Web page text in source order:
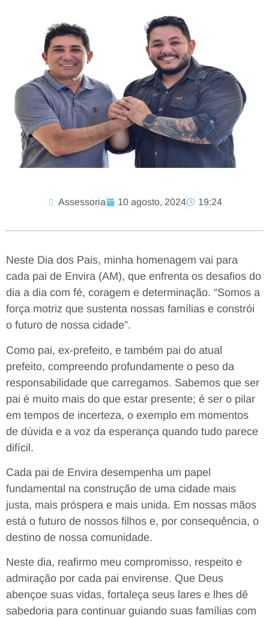
Assessoria 10 agosto, 2024 19:24
Neste Dia dos Pais, minha homenagem vai para
cada pai de Envira (AM), que enfrenta os desafios do
dia a dia com fé, coragem e determinação. “Somos a
força motriz que sustenta nossas famílias e constrói
o futuro de nossa cidade”.
Como pai, ex-prefeito, e também pai do atual
prefeito, compreendo profundamente o peso da
responsabilidade que carregamos. Sabemos que ser
pai é muito mais do que estar presente; é ser o pilar
em tempos de incerteza, o exemplo em momentos
de dúvida e a voz da esperança quando tudo parece
difícil.
Cada pai de Envira desempenha um papel
fundamental na construção de uma cidade mais
justa, mais próspera e mais unida. Em nossas mãos
está o futuro de nossos filhos e, por consequência, o
destino de nossa comunidade.
Neste dia, reafirmo meu compromisso, respeito e
admiração por cada pai envirense. Que Deus
abençoe suas vidas, fortaleça seus lares e lhes dê
sabedoria para continuar guiando suas famílias com